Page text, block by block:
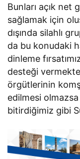
Bunları açık net
sağlamak için
dışında silahlı
da bu konudaki
dinleme
desteği
örgütlerinin
edilmesi
bitirdiğimiz gibi